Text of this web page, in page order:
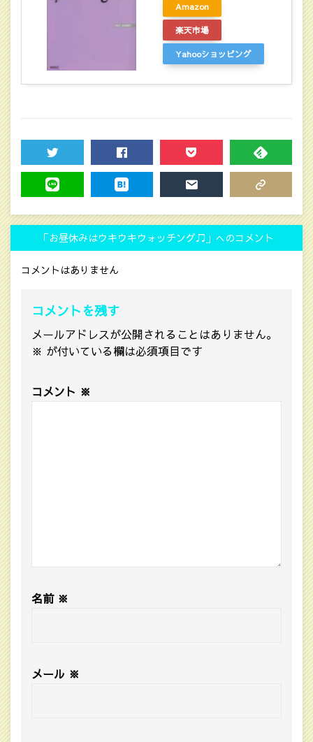
Amazon
楽天市場
Yahooショッピング
TWEET SHARE POCKET FEEDLY
「お昼休みはウキウキウォッチング♫」へのコメント
コメントはありません
コメントを残す
メールアドレスが公開されることはありません。
※ が付いている欄は必須項目です
コメント ※
名前 ※
メール ※